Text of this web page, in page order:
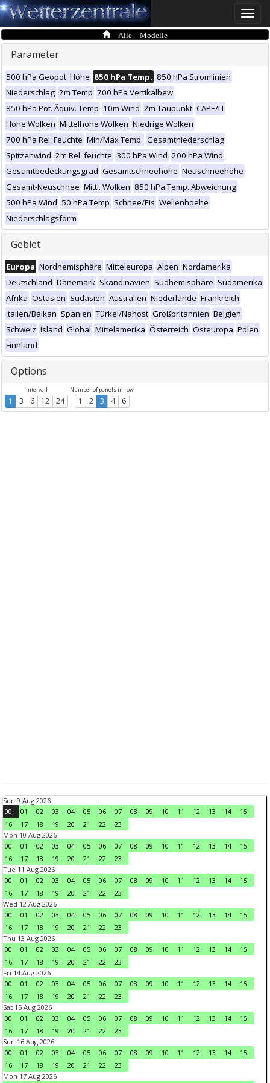
Toggle
Alle Modelle
Parameter
500 hPa Geopot. Höhe 850 hPa Temp. 850 hPa Stromlinien
Niederschlag 2m Temp 700 hPa Vertikalbew
850 hPa Pot. Äquiv. Temp 10m Wind 2m Taupunkt CAPE/LI
Hohe Wolken Mittelhohe Wolken Niedrige Wolken
700 hPa Rel. Feuchte Min/Max Temp. Gesamtniederschlag
Spitzenwind 2m Rel. feuchte 300 hPa Wind 200 hPa Wind
Gesamtbedeckungsgrad Gesamtschneehöhe Neuschneehöhe
Gesamt-Neuschnee Mittl. Wolken 850 hPa Temp. Abweichung
500 hPa Wind 50 hPa Temp Schnee/Eis Wellenhoehe
Niederschlagsform
Gebiet
Europa Nordhemisphäre Mitteleuropa Alpen Nordamerika
Deutschland Dänemark Skandinavien Südhemisphäre Südamerika
Afrika Ostasien Südasien Australien Niederlande Frankreich
Italien/Balkan Spanien Türkei/Nahost Großbritannien Belgien
Schweiz Island Global Mittelamerika Österreich Osteuropa Polen
Finnland
Options
Intervall
1 3 6 12 24
Number of panels in row
1 2 3 4 6
Sun 9 Aug 2026
00
01 02 03 04 05 06 07 08 09 10 11 12 13 14
15
16
17 18 19 20 21 22
23
Mon 10 Aug 2026
00
01 02 03 04 05 06 07 08 09 10 11 12 13 14
15
16
17 18 19 20 21 22
23
Tue 11 Aug 2026
00
01 02 03 04 05 06 07 08 09 10 11 12 13 14
15
16
17 18 19 20 21 22
23
Wed 12 Aug 2026
00
01 02 03 04 05 06 07 08 09 10 11 12 13 14
15
16
17 18 19 20 21 22
23
Thu 13 Aug 2026
00
01 02 03 04 05 06 07 08 09 10 11 12 13 14
15
16
17 18 19 20 21 22
23
Fri 14 Aug 2026
00
01 02 03 04 05 06 07 08 09 10 11 12 13 14
15
16
17 18 19 20 21 22
23
Sat 15 Aug 2026
00
01 02 03 04 05 06 07 08 09 10 11 12 13 14
15
16
17 18 19 20 21 22
23
Sun 16 Aug 2026
00
01 02 03 04 05 06 07 08 09 10 11 12 13 14
15
16
17 18 19 20 21 22
23
Mon 17 Aug 2026